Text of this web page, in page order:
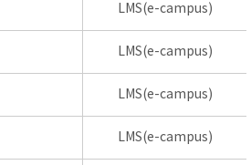
LMS(e-campus)
LMS(e-campus)
LMS(e-campus)
LMS(e-campus)